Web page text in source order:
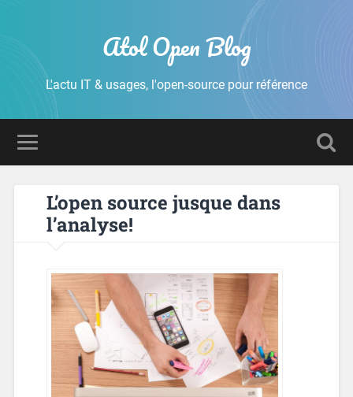
Atol Open Blog
L'actu IT & usages, l'open-source pour référence
L’open source jusque dans
l’analyse!